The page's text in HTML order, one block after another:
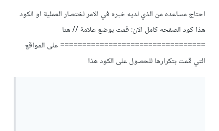
احتاج مساعده من الذي لديه خبره في الامر لختصار العملية او الكود
هذا كود الصفحه كامل الان: قمت بوضع علامة // هنا
================================= على المواقع
التي قمت بتكرارها للحصول على الكود هذا